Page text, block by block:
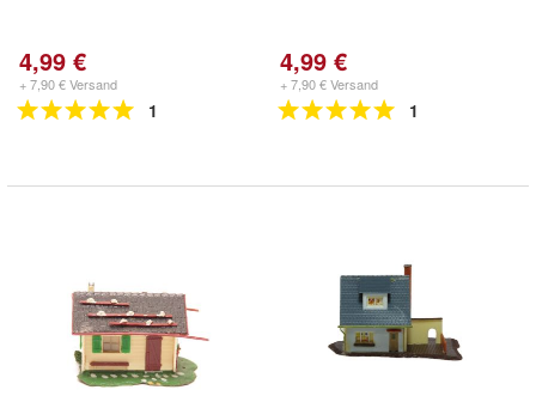
4,99 €
+ 7,90 € Versand
1
4,99 €
+ 7,90 € Versand
1